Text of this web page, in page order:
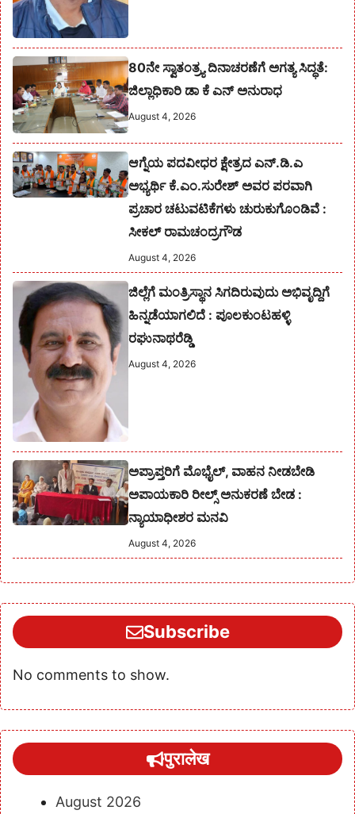
80ನೇ ಸ್ವಾತಂತ್ರ್ಯ ದಿನಾಚರಣೆಗೆ ಅಗತ್ಯ ಸಿದ್ಧತೆ:
ಜಿಲ್ಲಾಧಿಕಾರಿ ಡಾ ಕೆ ಎನ್ ಅನುರಾಧ
August 4, 2026
ಆಗ್ನೆಯ ಪದವೀಧರ ಕ್ಷೇತ್ರದ ಎನ್.ಡಿ.ಎ
ಅಭ್ಯರ್ಥಿ ಕೆ.ಎಂ.ಸುರೇಶ್‌ ಅವರ ಪರವಾಗಿ
ಪ್ರಚಾರ ಚಟುವಟಿಕೆಗಳು ಚುರುಕುಗೊಂಡಿವೆ :
ಸೀಕಲ್ ರಾಮಚಂದ್ರಗೌಡ
August 4, 2026
ಜಿಲ್ಲೆಗೆ ಮಂತ್ರಿಸ್ಥಾನ ಸಿಗದಿರುವುದು ಅಭಿವೃದ್ದಿಗೆ
ಹಿನ್ನಡೆಯಾಗಲಿದೆ : ಪೂಲಕುಂಟಹಳ್ಳಿ
ರಘುನಾಥರೆಡ್ಡಿ
August 4, 2026
ಅಪ್ರಾಪ್ತರಿಗೆ ಮೊಭೈಲ್, ವಾಹನ ನೀಡಬೇಡಿ
ಅಪಾಯಕಾರಿ ರೀಲ್ಸ್ ಅನುಕರಣೆ ಬೇಡ :
ನ್ಯಾಯಾಧೀಶರ ಮನವಿ
August 4, 2026
Subscribe
No comments to show.
पुरालेख
August 2026